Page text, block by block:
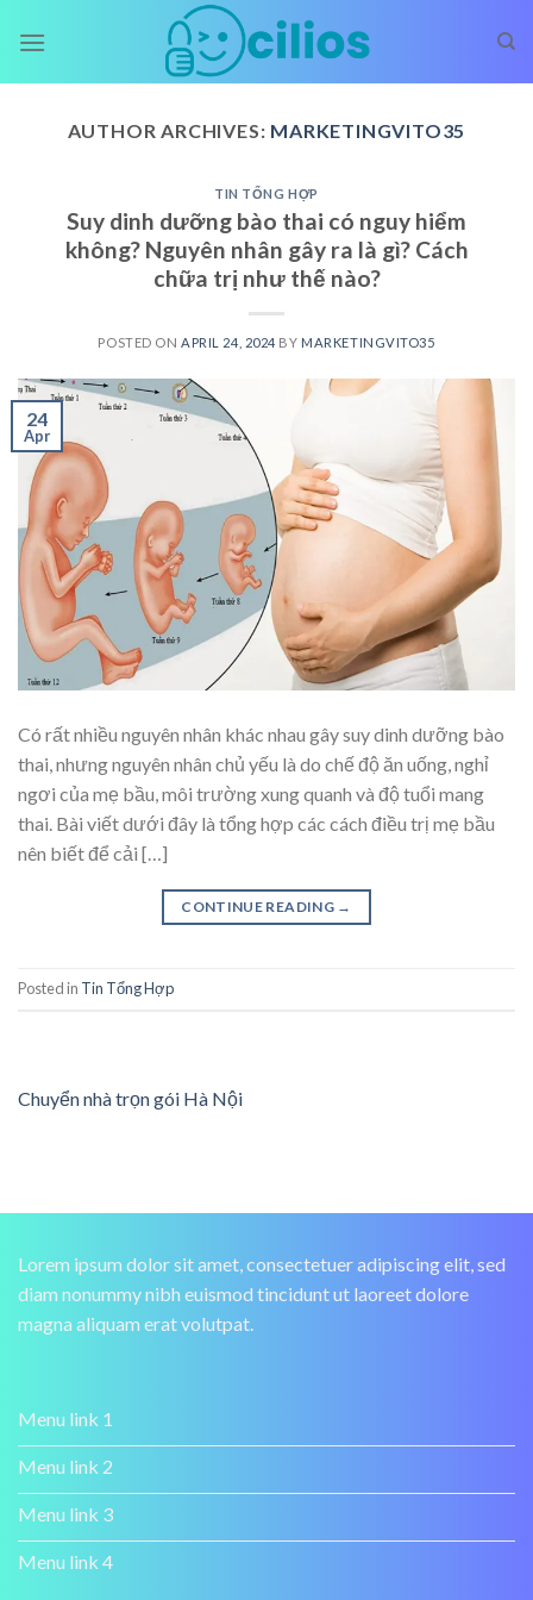
AUTHOR ARCHIVES: MARKETINGVITO35
TIN TỔNG HỢP
Suy dinh dưỡng bào thai có nguy hiểm
không? Nguyên nhân gây ra là gì? Cách
chữa trị như thế nào?
POSTED ON APRIL 24, 2024 BY MARKETINGVITO35
24
Apr
Có rất nhiều nguyên nhân khác nhau gây suy dinh dưỡng bào
thai, nhưng nguyên nhân chủ yếu là do chế độ ăn uống, nghỉ
ngơi của mẹ bầu, môi trường xung quanh và độ tuổi mang
thai. Bài viết dưới đây là tổng hợp các cách điều trị mẹ bầu
nên biết để cải […]
CONTINUE READING →
Posted in Tin Tổng Hợp
Chuyển nhà trọn gói Hà Nội
Lorem ipsum dolor sit amet, consectetuer adipiscing elit, sed
diam nonummy nibh euismod tincidunt ut laoreet dolore
magna aliquam erat volutpat.
Menu link 1
Menu link 2
Menu link 3
Menu link 4